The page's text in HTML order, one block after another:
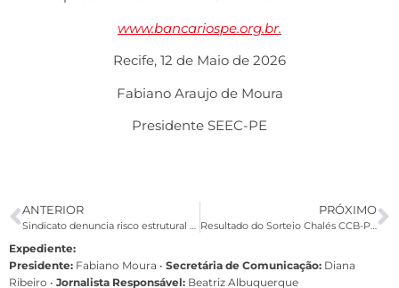
www.bancariospe.org.br.
Recife, 12 de Maio de 2026
Fabiano Araujo de Moura
Presidente SEEC-PE
ANTERIOR
Sindicato denuncia risco estrutural da agência Bradesco Casa Amarela ao CREA e à DRT
PRÓXIMO
Resultado do Sorteio Chalés CCB-PE – Hospedagens Junho/2026
Expediente:
Presidente: Fabiano Moura • Secretária de Comunicação: Diana
Ribeiro • Jornalista Responsável: Beatriz Albuquerque